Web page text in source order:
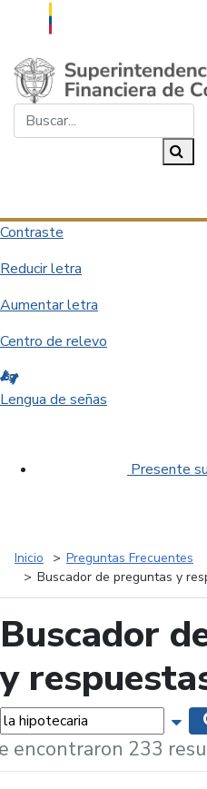
Saltar al contenido principal
Contraste
Reducir letra
Aumentar letra
Centro de relevo
Lengua de señas
Presente
Inicio
Preguntas Frecuentes
Buscador de preguntas y
Buscador
y
encontraron 233